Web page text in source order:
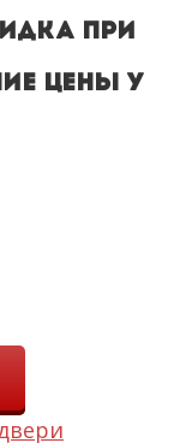
при
цены у